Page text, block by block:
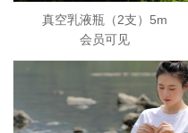
真空乳液瓶（2支）5m
会员可见